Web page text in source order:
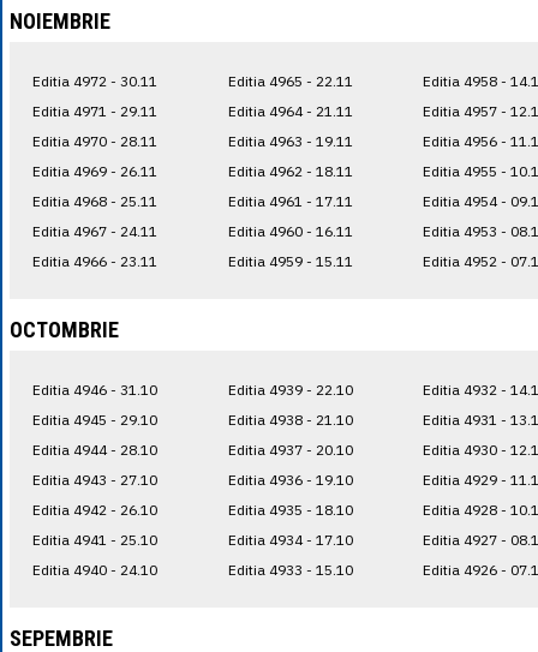
NOIEMBRIE
Editia 4972 - 30.11
Editia 4971 - 29.11
Editia 4970 - 28.11
Editia 4969 - 26.11
Editia 4968 - 25.11
Editia 4967 - 24.11
Editia 4966 - 23.11
Editia 4965 - 22.11
Editia 4964 - 21.11
Editia 4963 - 19.11
Editia 4962 - 18.11
Editia 4961 - 17.11
Editia 4960 - 16.11
Editia 4959 - 15.11
Editia 4958 -
Editia 4957 -
Editia 4956 -
Editia 4955 -
Editia 4954 -
Editia 4953 -
Editia 4952 -
OCTOMBRIE
Editia 4946 - 31.10
Editia 4945 - 29.10
Editia 4944 - 28.10
Editia 4943 - 27.10
Editia 4942 - 26.10
Editia 4941 - 25.10
Editia 4940 - 24.10
Editia 4939 - 22.10
Editia 4938 - 21.10
Editia 4937 - 20.10
Editia 4936 - 19.10
Editia 4935 - 18.10
Editia 4934 - 17.10
Editia 4933 - 15.10
Editia 4932 -
Editia 4931 -
Editia 4930 -
Editia 4929 -
Editia 4928 -
Editia 4927 -
Editia 4926 -
SEPEMBRIE